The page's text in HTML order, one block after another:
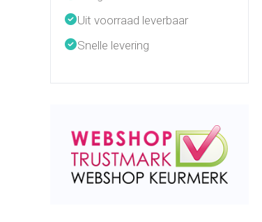
Uit voorraad leverbaar
Snelle levering